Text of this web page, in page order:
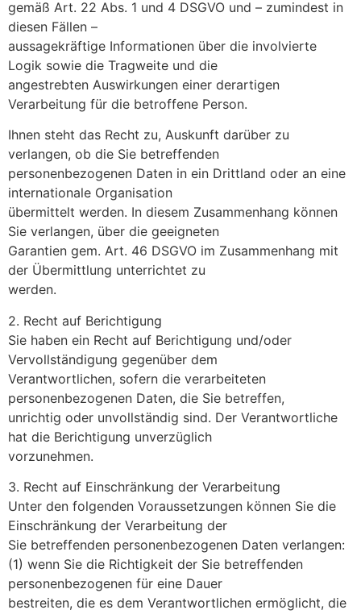
gemäß Art. 22 Abs. 1 und 4 DSGVO und – zumindest in
diesen Fällen –
aussagekräftige Informationen über die involvierte
Logik sowie die Tragweite und die
angestrebten Auswirkungen einer derartigen
Verarbeitung für die betroffene Person.
Ihnen steht das Recht zu, Auskunft darüber zu
verlangen, ob die Sie betreffenden
personenbezogenen Daten in ein Drittland oder an eine
internationale Organisation
übermittelt werden. In diesem Zusammenhang können
Sie verlangen, über die geeigneten
Garantien gem. Art. 46 DSGVO im Zusammenhang mit
der Übermittlung unterrichtet zu
werden.
2. Recht auf Berichtigung
Sie haben ein Recht auf Berichtigung und/oder
Vervollständigung gegenüber dem
Verantwortlichen, sofern die verarbeiteten
personenbezogenen Daten, die Sie betreffen,
unrichtig oder unvollständig sind. Der Verantwortliche
hat die Berichtigung unverzüglich
vorzunehmen.
3. Recht auf Einschränkung der Verarbeitung
Unter den folgenden Voraussetzungen können Sie die
Einschränkung der Verarbeitung der
Sie betreffenden personenbezogenen Daten verlangen:
(1) wenn Sie die Richtigkeit der Sie betreffenden
personenbezogenen für eine Dauer
bestreiten, die es dem Verantwortlichen ermöglicht, die